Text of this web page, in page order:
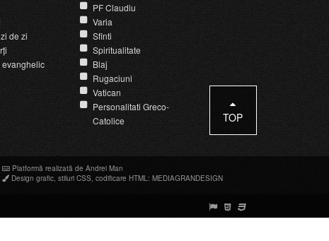
de zi
PF Claudiu
Varia
Sfinti
Spiritualitate
Blaj
Rugaciuni
Vatican
Personalitati Greco-
Catolice
TOP
Platformă realizată de Andrei Man
Design grafic stiluri CSS codificare HTML : MEDIAGRANDESIGN